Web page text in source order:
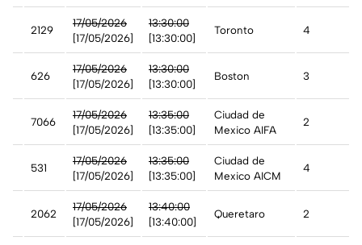
2129
17/05/2026
[17/05/2026]
13:30:00
[13:30:00]
Toronto 4
626
17/05/2026
[17/05/2026]
13:30:00
[13:30:00]
Boston 3
7066
17/05/2026
[17/05/2026]
13:35:00
[13:35:00]
Ciudad de
Mexico AIFA
2
531
17/05/2026
[17/05/2026]
13:35:00
[13:35:00]
Ciudad de
Mexico AICM
4
2062
17/05/2026
[17/05/2026]
13:40:00
[13:40:00]
Queretaro 2